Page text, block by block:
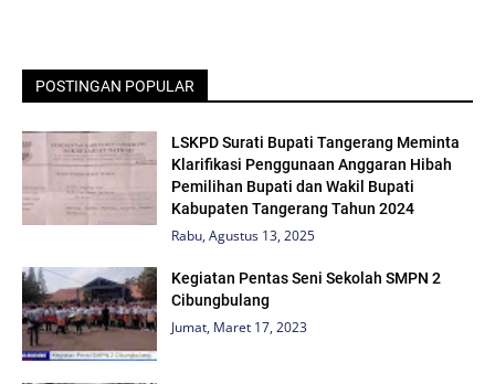
POSTINGAN POPULAR
LSKPD Surati Bupati Tangerang Meminta
Klarifikasi Penggunaan Anggaran Hibah
Pemilihan Bupati dan Wakil Bupati
Kabupaten Tangerang Tahun 2024
Rabu, Agustus 13, 2025
Kegiatan Pentas Seni Sekolah SMPN 2
Cibungbulang
Jumat, Maret 17, 2023